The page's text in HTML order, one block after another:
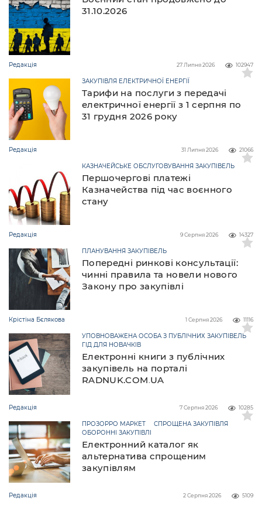
31.10.2026
Редакція 102947
27 Липня 2026
Тарифи на послуги з передачі
електричної енергії з 1 серпня по
31 грудня 2026 року
ЗАКУПІВЛЯ ЕЛЕКТРИЧНОЇ ЕНЕРГІЇ
Редакція 21066
31 Липня 2026
Першочергові платежі
Казначейства під час воєнного
стану
КАЗНАЧЕЙСЬКЕ ОБСЛУГОВУВАННЯ ЗАКУПІВЕЛЬ
Редакція 14327
9 Серпня 2026
Попередні ринкові консультації:
чинні правила та новели нового
Закону про закупівлі
ПЛАНУВАННЯ ЗАКУПІВЕЛЬ
Крістіна Бєлякова 11116
1 Серпня 2026
Електронні книги з публічних
закупівель на порталі
RADNUK.COM.UA
УПОВНОВАЖЕНА ОСОБА З ПУБЛІЧНИХ ЗАКУПІВЕЛЬ
ГІД ДЛЯ НОВАЧКІВ
Редакція 10285
7 Серпня 2026
Електронний каталог як
альтернатива спрощеним
закупівлям
ПРОЗОРРО МАРКЕТ
СПРОЩЕНА ЗАКУПІВЛЯ
ОБОРОННІ ЗАКУПІВЛІ
Редакція 5109
2 Серпня 2026